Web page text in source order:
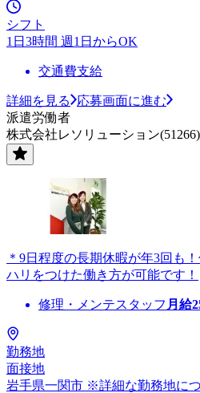
シフト
1日3時間 週1日からOK
交通費支給
詳細を見る
応募画面に進む
派遣労働者
株式会社レソリューション(51266)
＊9日程度の長期休暇が年3回も
ハリをつけた働き方が可能です！
修理・メンテスタッフ 月給
勤務地
面接地
岩手県一関市 ※詳細な勤務地に